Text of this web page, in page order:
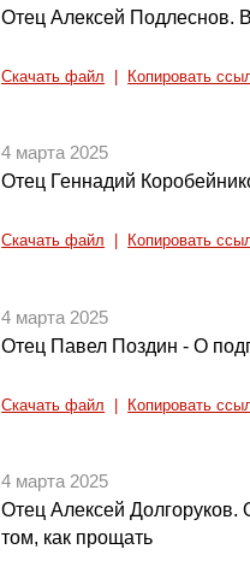
Отец Алексей Подлеснов.
Скачать файл Копировать
4 марта 2025
Отец Геннадий
Скачать файл Копировать
4 марта 2025
Отец Павел Поздин - О
Скачать файл Копировать
4 марта 2025
Отец Алексей
том, как прощать